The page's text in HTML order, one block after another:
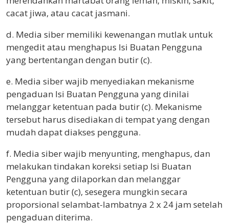
cacat jiwa, atau cacat jasmani.
d. Media siber memiliki kewenangan mutlak untuk
mengedit atau menghapus Isi Buatan Pengguna
yang bertentangan dengan butir (c).
e. Media siber wajib menyediakan mekanisme
pengaduan Isi Buatan Pengguna yang dinilai
melanggar ketentuan pada butir (c). Mekanisme
tersebut harus disediakan di tempat yang dengan
mudah dapat diakses pengguna.
f. Media siber wajib menyunting, menghapus, dan
melakukan tindakan koreksi setiap Isi Buatan
Pengguna yang dilaporkan dan melanggar
ketentuan butir (c), sesegera mungkin secara
proporsional selambat-lambatnya 2 x 24 jam setelah
pengaduan diterima.